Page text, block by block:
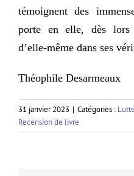
témoignent des
porte en elle, dès lors
d’elle-même dans ses
Théophile Desarmeaux
31 janvier 2023 | Catégories :
Recension de livre